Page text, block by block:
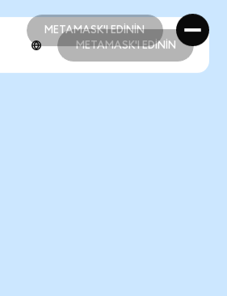
METAMASK'I EDİNİN
METAMASK'I EDİNİN
METAMASK'I EDİNİN